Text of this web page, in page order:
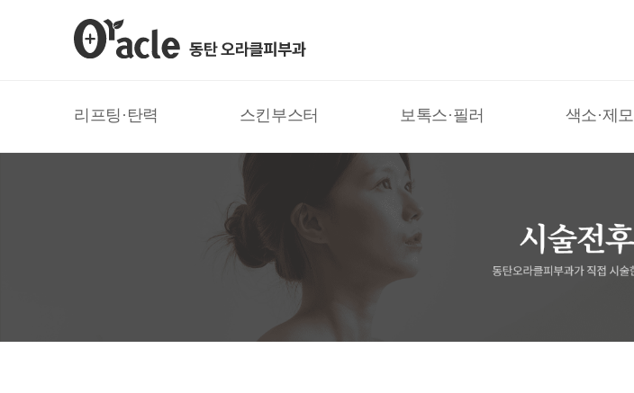
리프팅·탄력 스킨부스터 보톡스·필러 색소·제모